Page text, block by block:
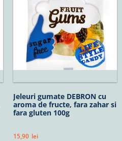
Jeleuri gumate DEBRON cu
aroma de fructe, fara zahar si
fara gluten 100g
15,90 lei